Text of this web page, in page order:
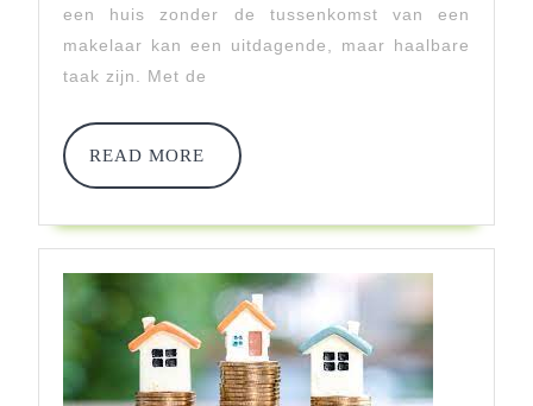
Van
Je
een huis zonder de tussenkomst van een
makelaar kan een uitdagende, maar haalbare
taak zijn. Met de
READ MORE
READ
MORE